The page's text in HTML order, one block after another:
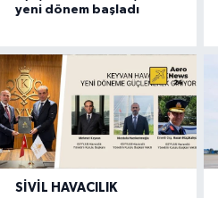
yeni dönem başladı
SIVIL HAVACILIK